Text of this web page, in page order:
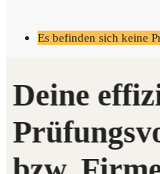
Es befinden sich keine